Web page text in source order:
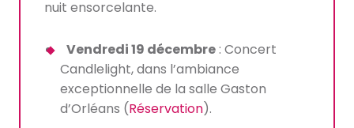
nuit ensorcelante.
Vendredi 19 décembre : Concert
Candlelight, dans l’ambiance
exceptionnelle de la salle Gaston
d’Orléans (Réservation).